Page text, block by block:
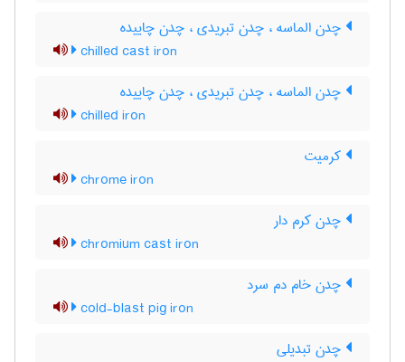
چدن الماسه ، چدن تبریدی ، چدن چاییده
chilled cast iron
چدن الماسه ، چدن تبریدی ، چدن چاییده
chilled iron
کرمیت
chrome iron
چدن کرم دار
chromium cast iron
چدن خام دم سرد
cold-blast pig iron
چدن تبدیلی